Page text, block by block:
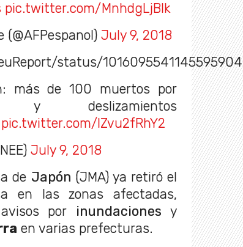
pic.twitter.com/MnhdgLjBlk
July 9, 2018
status/1016095541145595904
más de 100 muertos por
deslizamientos
pic.twitter.com/lZvu2fRhY2
July 9, 2018
de Japón (JMA) ya retiró el
en las zonas afectadas,
por inundacionesy
en varias prefecturas.